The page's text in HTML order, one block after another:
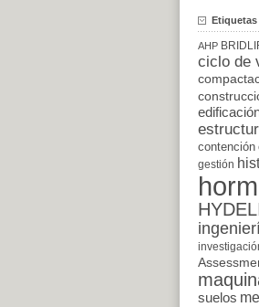
Etiquetas
AHP
ciclo de
contención
gestión
suelos